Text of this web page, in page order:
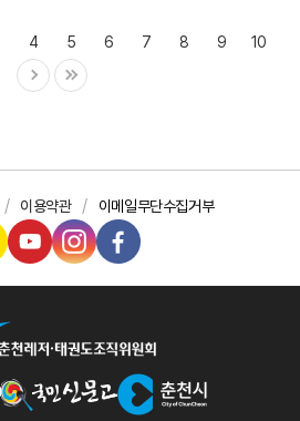
4 5 6 7 8 9 10
이용약관 이메일무단수집거부